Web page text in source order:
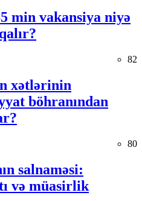
min vakansiya niyə
82
xətlərinin
böhranından
80
salnaməsi:
və müasirlik